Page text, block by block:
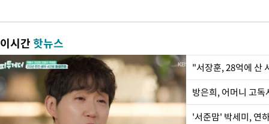
이시간핫뉴스
"서장훈, 28억에 산
방은희, 어머니 고
'서준맘' 박세미, 연